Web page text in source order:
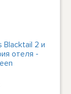
Blacktail 2 и
отеля -